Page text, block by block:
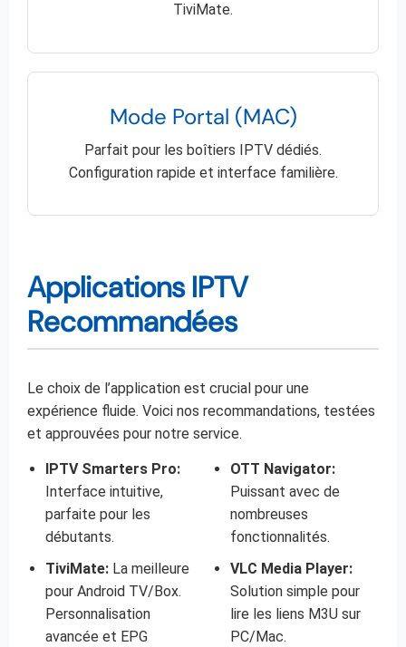
TiviMate.
Mode Portal (MAC)
Parfait pour les boîtiers IPTV dédiés.
Configuration rapide et interface familière.
Applications IPTV
Recommandées
Le choix de l’application est crucial pour une
expérience fluide. Voici nos recommandations, testées
et approuvées pour notre service.
IPTV Smarters Pro:
Interface intuitive,
parfaite pour les
débutants.
TiviMate: La meilleure
pour Android TV/Box.
Personnalisation
avancée et EPG
OTT Navigator:
Puissant avec de
nombreuses
fonctionnalités.
VLC Media Player:
Solution simple pour
lire les liens M3U sur
PC/Mac.